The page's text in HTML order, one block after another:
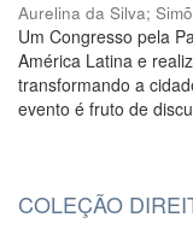
Aurelina da Silva;
Um Congresso pela
América Latina e
transformando a
evento é fruto de
COLEÇÃO